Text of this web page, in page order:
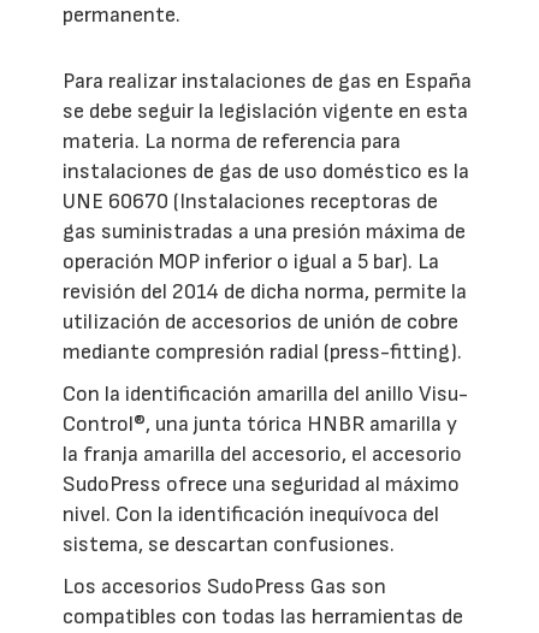
permanente.
Para realizar instalaciones de gas en España
se debe seguir la legislación vigente en esta
materia. La norma de referencia para
instalaciones de gas de uso doméstico es la
UNE 60670 (Instalaciones receptoras de
gas suministradas a una presión máxima de
operación MOP inferior o igual a 5 bar). La
revisión del 2014 de dicha norma, permite la
utilización de accesorios de unión de cobre
mediante compresión radial (press-fitting).
Con la identificación amarilla del anillo Visu-
Control®, una junta tórica HNBR amarilla y
la franja amarilla del accesorio, el accesorio
SudoPress ofrece una seguridad al máximo
nivel. Con la identificación inequívoca del
sistema, se descartan confusiones.
Los accesorios SudoPress Gas son
compatibles con todas las herramientas de